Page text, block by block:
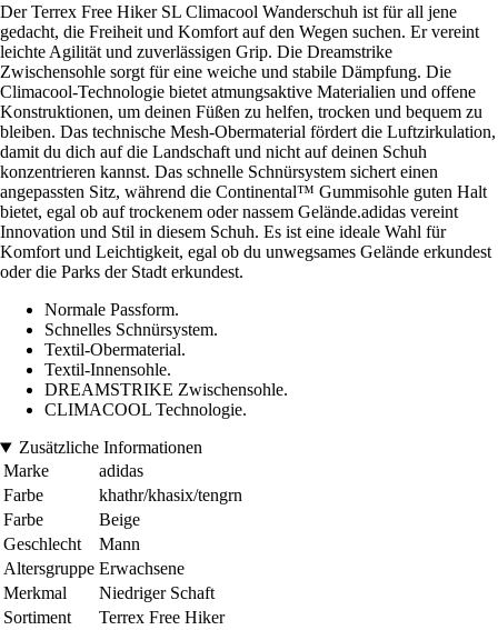
Der Terrex Free Hiker SL Climacool Wanderschuh ist für all jene
gedacht, die Freiheit und Komfort auf den Wegen suchen. Er vereint
leichte Agilität und zuverlässigen Grip. Die Dreamstrike
Zwischensohle sorgt für eine weiche und stabile Dämpfung. Die
Climacool-Technologie bietet atmungsaktive Materialien und offene
Konstruktionen, um deinen Füßen zu helfen, trocken und bequem zu
bleiben. Das technische Mesh-Obermaterial fördert die Luftzirkulation,
damit du dich auf die Landschaft und nicht auf deinen Schuh
konzentrieren kannst. Das schnelle Schnürsystem sichert einen
angepassten Sitz, während die Continental™ Gummisohle guten Halt
bietet, egal ob auf trockenem oder nassem Gelände.adidas vereint
Innovation und Stil in diesem Schuh. Es ist eine ideale Wahl für
Komfort und Leichtigkeit, egal ob du unwegsames Gelände erkundest
oder die Parks der Stadt erkundest.
Normale Passform.
Schnelles Schnürsystem.
Textil-Obermaterial.
Textil-Innensohle.
DREAMSTRIKE Zwischensohle.
CLIMACOOL Technologie.
Zusätzliche Informationen
Marke
adidas
Farbe
khathr/khasix/tengrn
Farbe
Beige
Geschlecht
Mann
Altersgruppe Erwachsene
Merkmal
Niedriger Schaft
Sortiment
Terrex Free Hiker